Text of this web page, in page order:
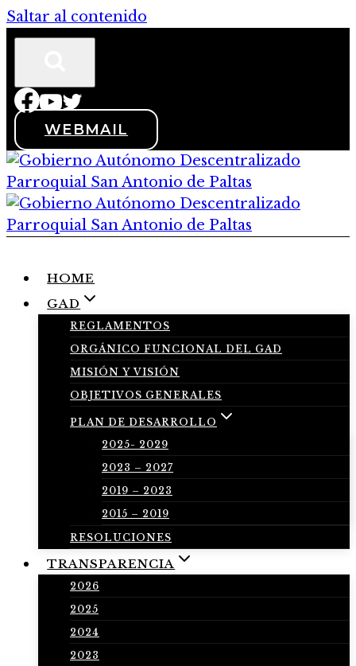
Saltar al contenido
WEBMAIL
HOME
GAD
REGLAMENTOS
ORGÁNICO FUNCIONAL DEL GAD
MISIÓN Y VISIÓN
OBJETIVOS GENERALES
PLAN DE DESARROLLO
2025- 2029
2023 – 2027
2019 – 2023
2015 – 2019
RESOLUCIONES
TRANSPARENCIA
2026
2025
2024
2023